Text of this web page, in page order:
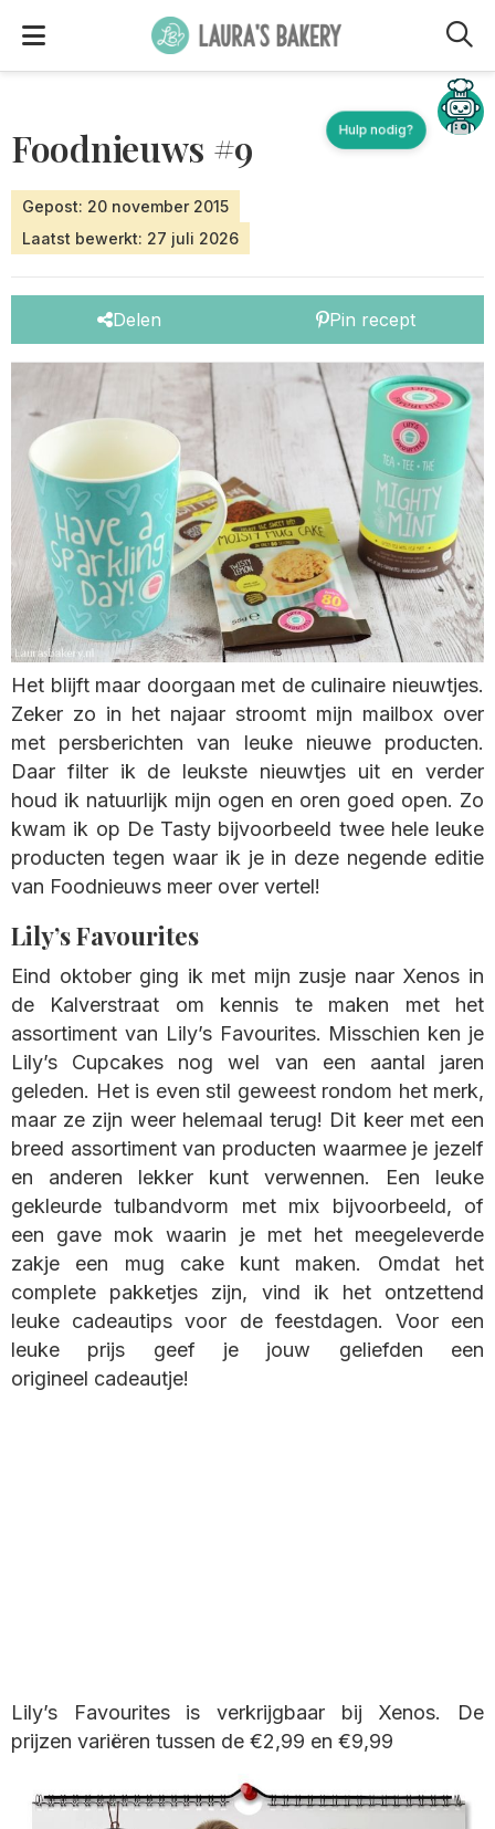
Foodnieuws #9
Gepost: 20 november 2015
Laatst bewerkt: 27 juli 2026
Delen Pin recept
Het blijft maar doorgaan met de culinaire nieuwtjes.
Zeker zo in het najaar stroomt mijn mailbox over
met persberichten van leuke nieuwe producten.
Daar filter ik de leukste nieuwtjes uit en verder
houd ik natuurlijk mijn ogen en oren goed open. Zo
kwam ik op De Tasty bijvoorbeeld twee hele leuke
producten tegen waar ik je in deze negende editie
van Foodnieuws meer over vertel!
Lily’s Favourites
Eind oktober ging ik met mijn zusje naar Xenos in
de Kalverstraat om kennis te maken met het
assortiment van Lily’s Favourites. Misschien ken je
Lily’s Cupcakes nog wel van een aantal jaren
geleden. Het is even stil geweest rondom het merk,
maar ze zijn weer helemaal terug! Dit keer met een
breed assortiment van producten waarmee je jezelf
en anderen lekker kunt verwennen. Een leuke
gekleurde tulbandvorm met mix bijvoorbeeld, of
een gave mok waarin je met het meegeleverde
zakje een mug cake kunt maken. Omdat het
complete pakketjes zijn, vind ik het ontzettend
leuke cadeautips voor de feestdagen. Voor een
leuke prijs geef je jouw geliefden een
origineel cadeautje!
Lily’s Favourites is verkrijgbaar bij Xenos. De
prijzen variëren tussen de €2,99 en €9,99
Hulp nodig?